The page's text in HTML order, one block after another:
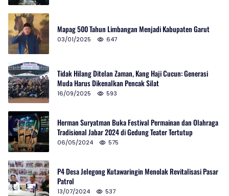
Mapag 500 Tahun Limbangan Menjadi Kabupaten Garut
03/01/2025 647
Tidak Hilang Ditelan Zaman, Kang Haji Cucun: Generasi
Muda Harus Dikenalkan Pencak Silat
16/09/2025 593
Herman Suryatman Buka Festival Permainan dan Olahraga
Tradisional Jabar 2024 di Gedung Teater Tertutup
06/05/2024 575
P4 Desa Jelegong Kutawaringin Menolak Revitalisasi Pasar
Patrol
13/07/2024 537